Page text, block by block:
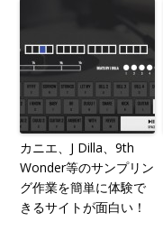
カニエ、J Dilla、9th
Wonder等のサンプリン
グ作業を簡単に体験で
きるサイトが面白い！